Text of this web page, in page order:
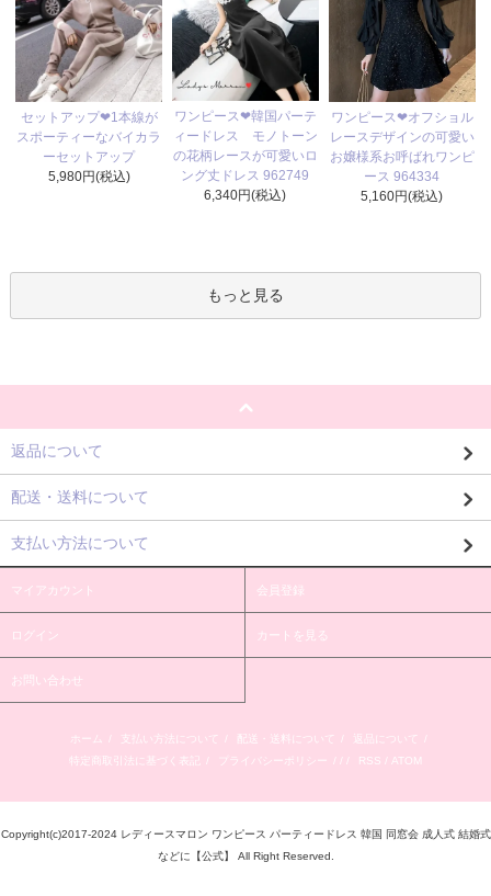
セットアップ❤1本線が
スポーティーなバイカラ
ーセットアップ
5,980円(税込)
ワンピース❤韓国パーテ
ィードレス モノトーン
の花柄レースが可愛いロ
ング丈ドレス 962749
6,340円(税込)
ワンピース❤オフショル
レースデザインの可愛い
お嬢様系お呼ばれワンピ
ース 964334
5,160円(税込)
もっと見る
返品について
配送・送料について
支払い方法について
マイアカウント 会員登録
ログイン カートを見る
お問い合わせ
ホーム / 支払い方法について / 配送・送料について / 返品について
/
特定商取引法に基づく表記
/ プライバシーポリシー / / / RSS / ATOM
Copyright(c)2017-2024 レディースマロン ワンピース パーティードレス 韓国 同窓会 成人式 結婚式
などに【公式】 All Right Reserved.